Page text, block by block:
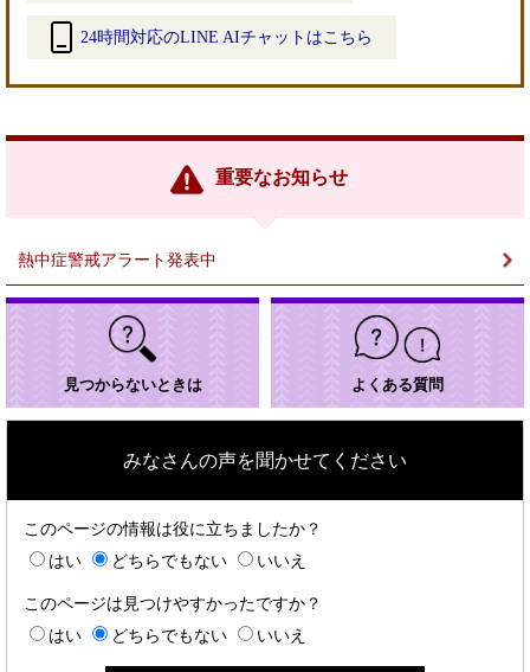
24時間対応のLINE AIチャットはこちら
リ
重要なお知らせ
熱中症警戒アラート発表中
見つからないときは よくある質問
みなさんの声を聞かせてください
このページの情報は役に立ちましたか？
はい
どちらでもない いいえ
このページは見つけやすかったですか？
はい
どちらでもない いいえ